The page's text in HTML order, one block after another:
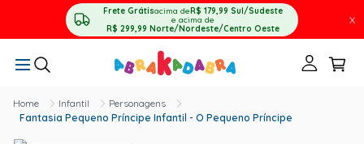
Frete Grátisacima deR$ 179,99 Sul/Sudeste
e acima de
R$ 299,99 Norte/Nordeste/Centro Oeste
X
Infantil
Personagens
Fantasia Pequeno Príncipe Infantil - O Pequeno Príncipe